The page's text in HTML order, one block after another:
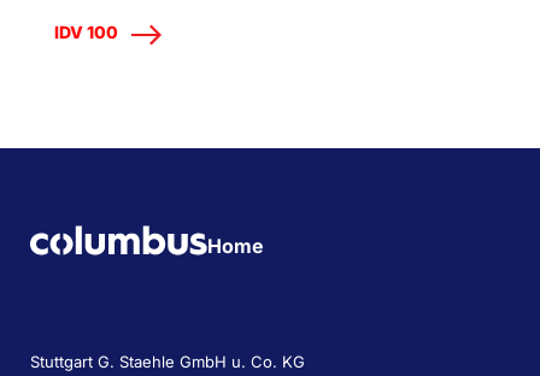
IDV 100
Home
Stuttgart G. Staehle GmbH u. Co. KG